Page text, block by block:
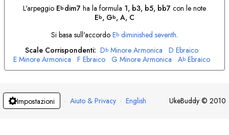
L'arpeggio Ebdim7ha la formula 1, b3, b5, bb7con le note
Eb, Gb, A, C
Si basa sull'accordo Eb diminished seventh.
Scale Corrispondenti: Db Minore Armonica D Ebraico
E Minore Armonica F Ebraico G Minore Armonica Ab Ebraico
Bb Minore Armonica B Ebraico
Impostazioni · Aiuto & Privacy · English UkeBuddy © 2010